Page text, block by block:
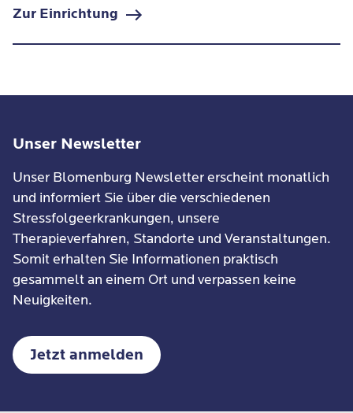
Seit 2012 tätig in der Blomenburg,
Zur Einrichtung
Unser Newsletter
Unser Blomenburg Newsletter erscheint monatlich
und informiert Sie über die verschiedenen
Stressfolgeerkrankungen, unsere
Therapieverfahren, Standorte und Veranstaltungen.
Somit erhalten Sie Informationen praktisch
gesammelt an einem Ort und verpassen keine
Neuigkeiten.
Jetzt anmelden